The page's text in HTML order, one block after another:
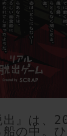
出』は、
の中。